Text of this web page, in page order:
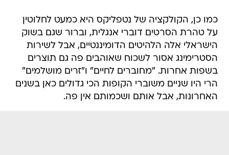
כמו כן, הקולקציה של נטפליקס היא כמעט לחלוטין
על טהרת הסרטים דוברי אנגלית, וברור שגם בשוק
הישראלי אלה הלהיטים הדומיננטיים, אבל לשירות
הסטרימינג אסור לשכוח שאוהבים פה גם תוצרים
בשפות אחרות. "מחוברים לחיים" ו"זרים מושלמים"
הרי היו שניים משוברי הקופות הכי גדולים כאן בשנים
האחרונות, אבל אותם ושכמותם אין פה.